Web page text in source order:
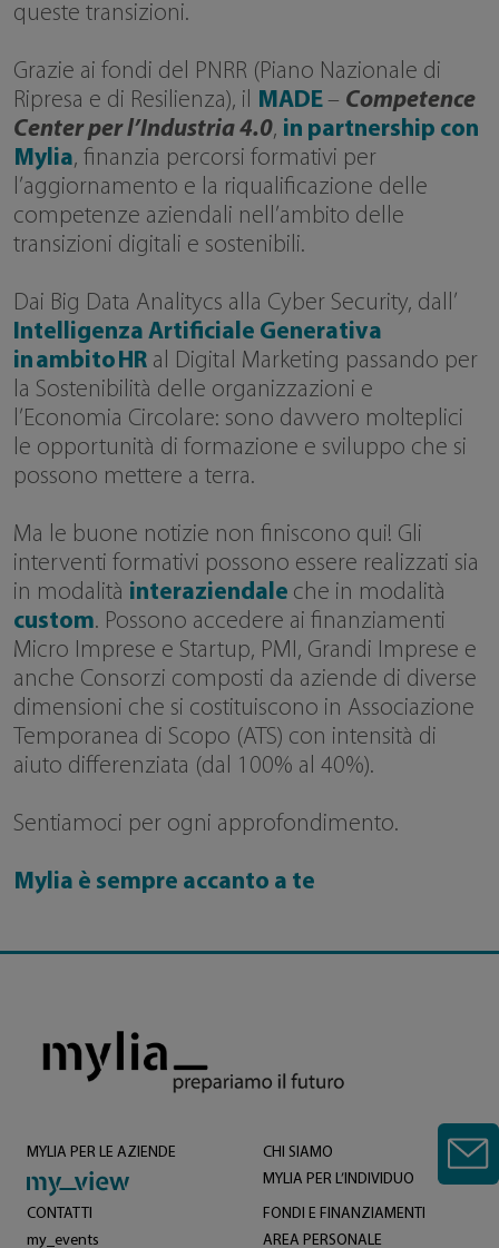
queste transizioni.
Grazie ai fondi del PNRR (Piano Nazionale di
Ripresa e di Resilienza), il
MADE– Competence
Center per l’Industria 4.0, in partnership con
Mylia, finanzia percorsi formativi per
l’aggiornamento e la riqualificazione delle
competenze aziendali nell’ambito delle
transizioni digitali e sostenibili.
Dai Big Data Analitycs alla Cyber Security, dall’
Intelligenza Artificiale Generativa
in ambito HR al Digital Marketing passando per
la Sostenibilità delle organizzazioni e
l’Economia Circolare: sono davvero molteplici
le opportunità di formazione e sviluppo che si
possono mettere a terra.
Ma le buone notizie non finiscono qui! Gli
interventi formativi possono essere realizzati sia
in modalità interaziendale che in modalità
custom. Possono accedere ai finanziamenti
Micro Imprese e Startup, PMI, Grandi Imprese e
anche Consorzi composti da aziende di diverse
dimensioni che si costituiscono in Associazione
Temporanea di Scopo (ATS) con intensità di
aiuto differenziata (dal 100% al 40%).
Sentiamoci per ogni approfondimento.
Mylia è sempre accanto a te
MYLIA PER LE AZIENDE
CHI SIAMO
MYLIA PER L’INDIVIDUO
CONTATTI
FONDI E FINANZIAMENTI
my_events
AREA PERSONALE